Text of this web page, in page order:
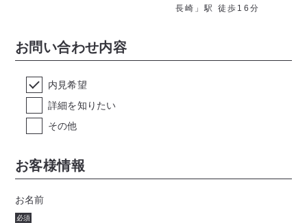
長崎」駅 徒歩16分
お問い合わせ内容
内見希望
詳細を知りたい
その他
お客様情報
お名前
必須